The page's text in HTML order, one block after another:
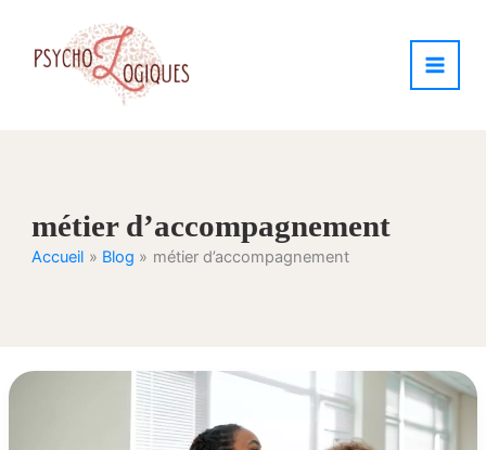
contenu
métier d’accompagnement
Accueil Blog métier d’accompagnement